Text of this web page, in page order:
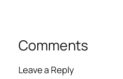
Comments
Leave a Reply